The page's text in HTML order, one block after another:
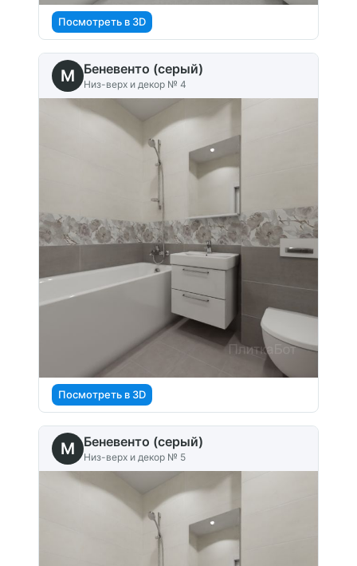
Посмотреть в 3D
M Беневенто (серый)
Низ-верх и декор № 4
Посмотреть в 3D
M Беневенто (серый)
Низ-верх и декор № 5